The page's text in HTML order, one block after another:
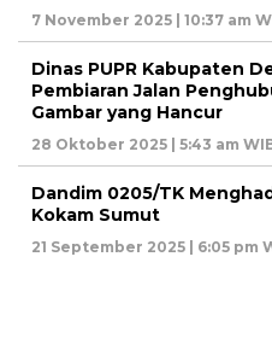
7 November 2025 | 10:37 am
Dinas PUPR Kabupaten
Pembiaran Jalan
Gambar yang Hancur
28 Oktober 2025 | 5:43 am
Dandim 0205/TK
Kokam Sumut
21 September 2025 | 6:05 pm